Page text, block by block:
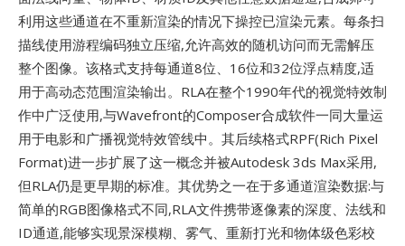
利用这些通道在不重新渲染的情况下操控已渲染元素。每条扫
描线使用游程编码独立压缩,允许高效的随机访问而无需解压
整个图像。该格式支持每通道8位、16位和32位浮点精度,适
用于高动态范围渲染输出。RLA在整个1990年代的视觉特效制
作中广泛使用,与Wavefront的Composer合成软件一同大量运
用于电影和广播视觉特效管线中。其后续格式RPF(Rich Pixel
Format)进一步扩展了这一概念并被Autodesk 3ds Max采用,
但RLA仍是更早期的标准。其优势之一在于多通道渲染数据:与
简单的RGB图像格式不同,RLA文件携带逐像素的深度、法线和
ID通道,能够实现景深模糊、雾气、重新打光和物体级色彩校